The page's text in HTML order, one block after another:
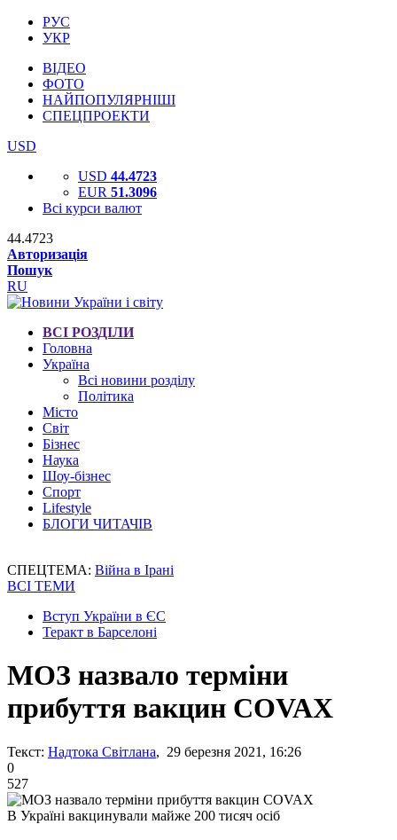
РУС
УКР
ВІДЕО
ФОТО
НАЙПОПУЛЯРНІШІ
СПЕЦПРОЕКТИ
USD
USD 44.4723
EUR 51.3096
Всі курси валют
44.4723
Авторизація
Пошук
RU
ВСІ РОЗДІЛИ
Головна
Україна
Всі новини розділу
Політика
Місто
Світ
Бізнес
Наука
Шоу-бізнес
Спорт
Lifestyle
БЛОГИ ЧИТАЧІВ
СПЕЦТЕМА: Війна в Ірані
ВСІ ТЕМИ
Вступ України в ЄС
Теракт в Барселоні
МОЗ назвало терміни
прибуття вакцин COVAX
Текст: Надтока Світлана, 29 березня 2021, 16:26
0
527
В Україні вакцинували майже 200 тисяч осіб